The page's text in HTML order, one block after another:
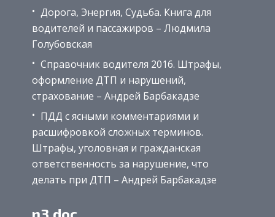
Дорога, Энергия, Судьба. Книга для
водителей и пассажиров – Людмила
Голубовская
Справочник водителя 2016. Штрафы,
оформление ДТП и нарушений,
страхование – Андрей Барбакадзе
ПДД с ясными комментариями и
расшифровкой сложных терминов.
Штрафы, уголовная и гражданская
ответственность за нарушение, что
делать при ДТП – Андрей Барбакадзе